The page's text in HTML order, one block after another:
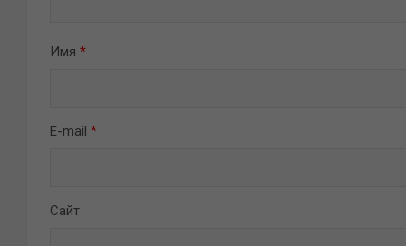
Имя *
E-mail *
Сайт